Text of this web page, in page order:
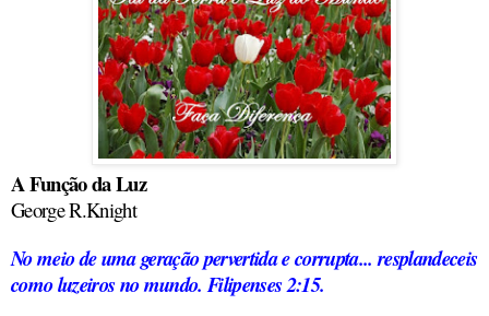
A Função da Luz
George R.Knight
No meio de uma geração pervertida e corrupta... resplandeceis
como luzeiros no mundo. Filipenses 2:15.